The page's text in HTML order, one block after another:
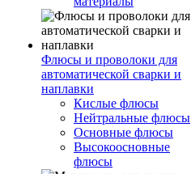
Флюсы и проволоки для
автоматической сварки и
наплавки
Кислые флюсы
Нейтральные флюсы
Основные флюсы
Высокоосновные
флюсы